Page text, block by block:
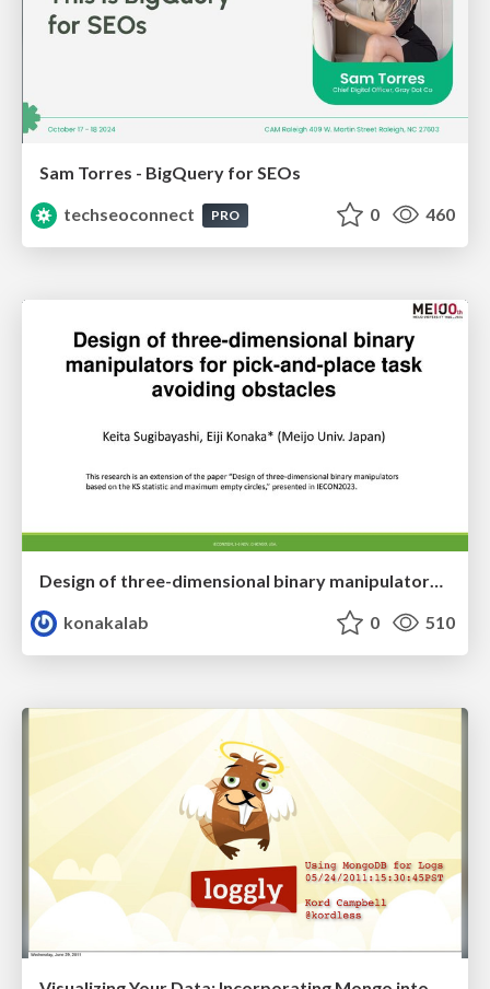
Sam Torres - BigQuery for SEOs
techseoconnect
PRO 0 460
konakalab
0 510